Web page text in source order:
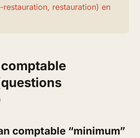
restauration, restauration) en
comptable
comptable “minimum”